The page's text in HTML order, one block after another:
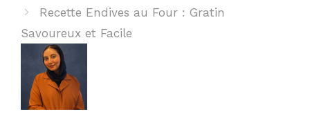
Recette Endives au Four : Gratin
Savoureux et Facile